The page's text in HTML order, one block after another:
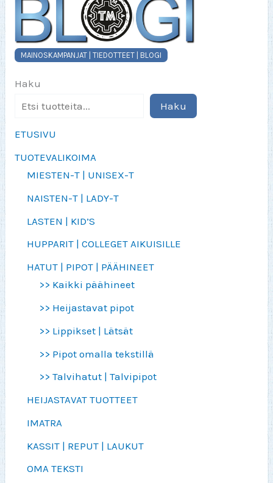
MAINOSKAMPANJAT | TIEDOTTEET | BLOGI
Haku
Haku
ETUSIVU
TUOTEVALIKOIMA
MIESTEN-T | UNISEX-T
NAISTEN-T | LADY-T
LASTEN | KID’S
HUPPARIT | COLLEGET AIKUISILLE
HATUT | PIPOT | PÄÄHINEET
>> Kaikki päähineet
>> Heijastavat pipot
>> Lippikset | Lätsät
>> Pipot omalla tekstillä
>> Talvihatut | Talvipipot
HEIJASTAVAT TUOTTEET
IMATRA
KASSIT | REPUT | LAUKUT
OMA TEKSTI